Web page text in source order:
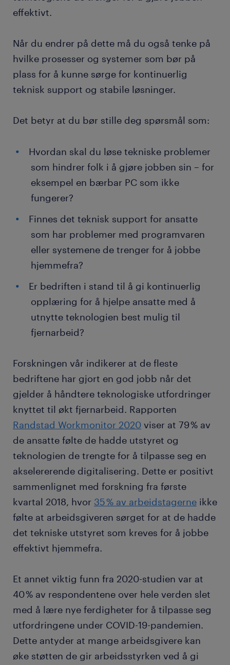
effektivt.
Når du endrer på dette må du også tenke på
hvilke prosesser og systemer som bør på
plass for å kunne sørge for kontinuerlig
teknisk support og stabile løsninger.
Det betyr at du bør stille deg spørsmål som:
Hvordan skal du løse tekniske problemer
som hindrer folk i å gjøre jobben sin – for
eksempel en bærbar PC som ikke
fungerer?
Finnes det teknisk support for ansatte
som har problemer med programvaren
eller systemene de trenger for å jobbe
hjemmefra?
Er bedriften i stand til å gi kontinuerlig
opplæring for å hjelpe ansatte med å
utnytte teknologien best mulig til
fjernarbeid?
Forskningen vår indikerer at de fleste
bedriftene har gjort en god jobb når det
gjelder å håndtere teknologiske utfordringer
knyttet til økt fjernarbeid. Rapporten
Randstad Workmonitor 2020 viser at 79 % av
de ansatte følte de hadde utstyret og
teknologien de trengte for å tilpasse seg en
akselererende digitalisering. Dette er positivt
sammenlignet med forskning fra første
kvartal 2018, hvor 35 % av arbeidstagerne ikke
følte at arbeidsgiveren sørget for at de hadde
det tekniske utstyret som kreves for å jobbe
effektivt hjemmefra.
Et annet viktig funn fra 2020-studien var at
40 % av respondentene over hele verden slet
med å lære nye ferdigheter for å tilpasse seg
utfordringene under COVID-19-pandemien.
Dette antyder at mange arbeidsgivere kan
øke støtten de gir arbeidsstyrken ved å gi